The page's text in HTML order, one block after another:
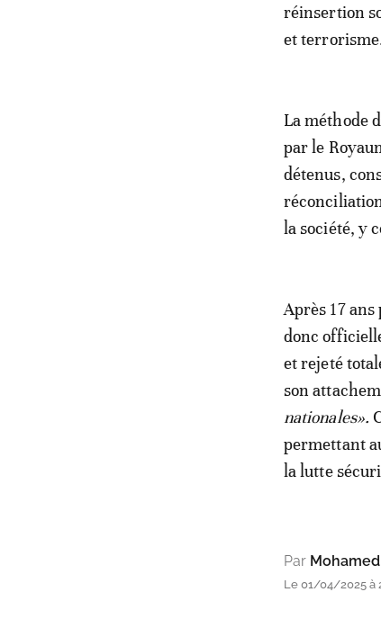
réinsertion
et
La méthode
par le
détenus,
la société, y
Après 17
donc
et rejeté
son
nationales».
permettant
la lutte
Par
Le 01/04/2025 à